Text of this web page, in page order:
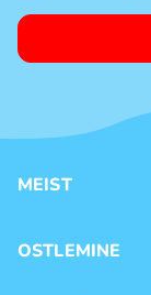
MEIST
Kauplused
OSTLEMINE